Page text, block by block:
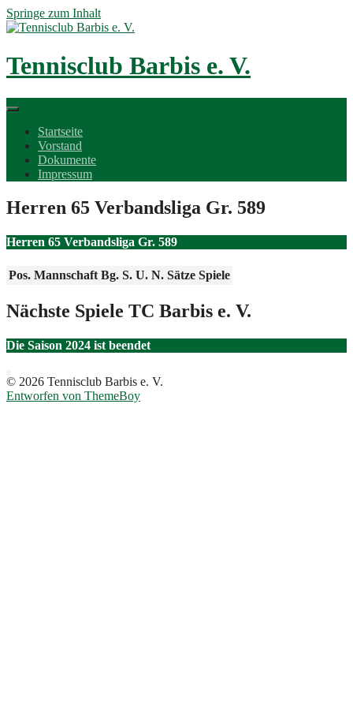
Springe zum Inhalt
Tennisclub Barbis e. V.
Startseite
Vorstand
Dokumente
Impressum
Herren 65 Verbandsliga Gr. 589
Herren 65 Verbandsliga Gr. 589
Pos. Mannschaft Bg. S. U. N. Sätze Spiele
Nächste Spiele TC Barbis e. V.
Die Saison 2024 ist beendet
© 2026 Tennisclub Barbis e. V.
Entworfen von ThemeBoy